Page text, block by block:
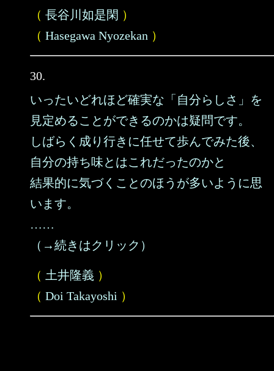
（ 長谷川如是閑 ）
（ Hasegawa Nyozekan ）
30.
いったいどれほど確実な「自分らしさ」を
見定めることができるのかは疑問です。
しばらく成り行きに任せて歩んでみた後、
自分の持ち味とはこれだったのかと
結果的に気づくことのほうが多いように思
います。
……
（→続きはクリック）
（ 土井隆義 ）
（ Doi Takayoshi ）